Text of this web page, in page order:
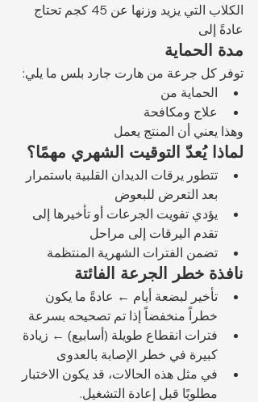
الكلاب التي يزيد وزنها عن 45 كجم تحتاج
عادةً إلى
مدة الحماية
توفر كل جرعة من هارت جارد بلس ما يلي:
الحماية من
علاج ومكافحة
وهذا يعني أن المنتج يعمل
لماذا يُعدّ التوقيت الشهري مهمًا؟
تتطور يرقات الديدان القلبية باستمرار
بعد التعرض للبعوض
يؤدي تفويت الجرعات أو تأخيرها إلى
تقدم اليرقات إلى مراحل
تضمن الفترات الشهرية المنتظمة
نافذة خطر الجرعة الفائتة
تأخير لبضعة أيام ← عادةً ما يكون
خطراً منخفضاً إذا تم تصحيحه بسرعة
فترات انقطاع طويلة (أسابيع) ← زيادة
كبيرة في خطر الإصابة بالعدوى
في مثل هذه الحالات، قد يكون الاختبار
مطلوبًا قبل إعادة التشغيل.